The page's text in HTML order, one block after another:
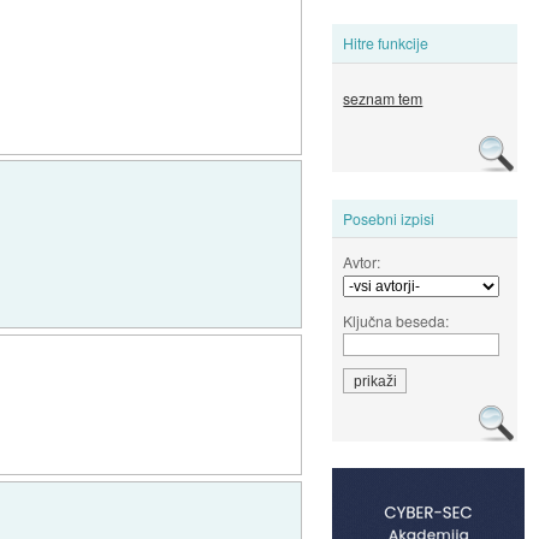
Hitre funkcije
seznam tem
Posebni izpisi
Avtor:
Ključna beseda: